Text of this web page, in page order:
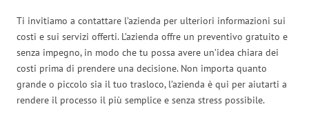
Ti invitiamo a contattare l’azienda per ulteriori informazioni sui
costi e sui servizi offerti. L’azienda offre un preventivo gratuito e
senza impegno, in modo che tu possa avere un’idea chiara dei
costi prima di prendere una decisione. Non importa quanto
grande o piccolo sia il tuo trasloco, l’azienda è qui per aiutarti a
rendere il processo il più semplice e senza stress possibile.